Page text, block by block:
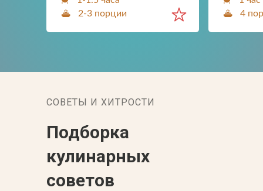
2-3 порции
4
СОВЕТЫ И ХИТРОСТИ
Подборка
кулинарных
советов